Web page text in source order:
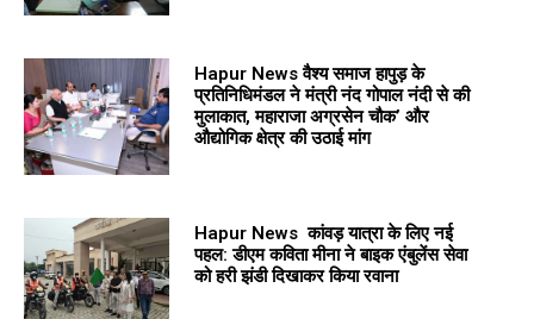
Hapur News वैश्य समाज हापुड़ के
प्रतिनिधिमंडल ने मंत्री नंद गोपाल नंदी से की
मुलाकात, महाराजा अग्रसेन चौक’ और
औद्योगिक क्षेत्र की उठाई मांग
Hapur News कांवड़ यात्रा के लिए नई
पहल: डीएम कविता मीना ने बाइक एंबुलेंस सेवा
को हरी झंडी दिखाकर किया रवाना